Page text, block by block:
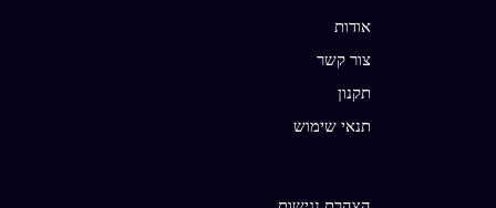
אודות
צור קשר
תקנון
תנאי שימוש